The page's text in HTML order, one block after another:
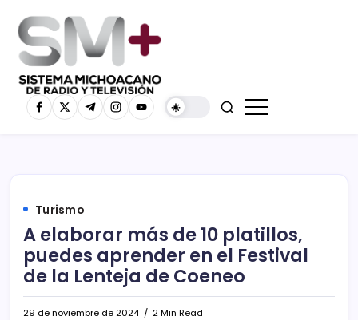
Turismo
A elaborar más de 10 platillos,
puedes aprender en el Festival
de la Lenteja de Coeneo
29 de noviembre de 2024 2 Min Read